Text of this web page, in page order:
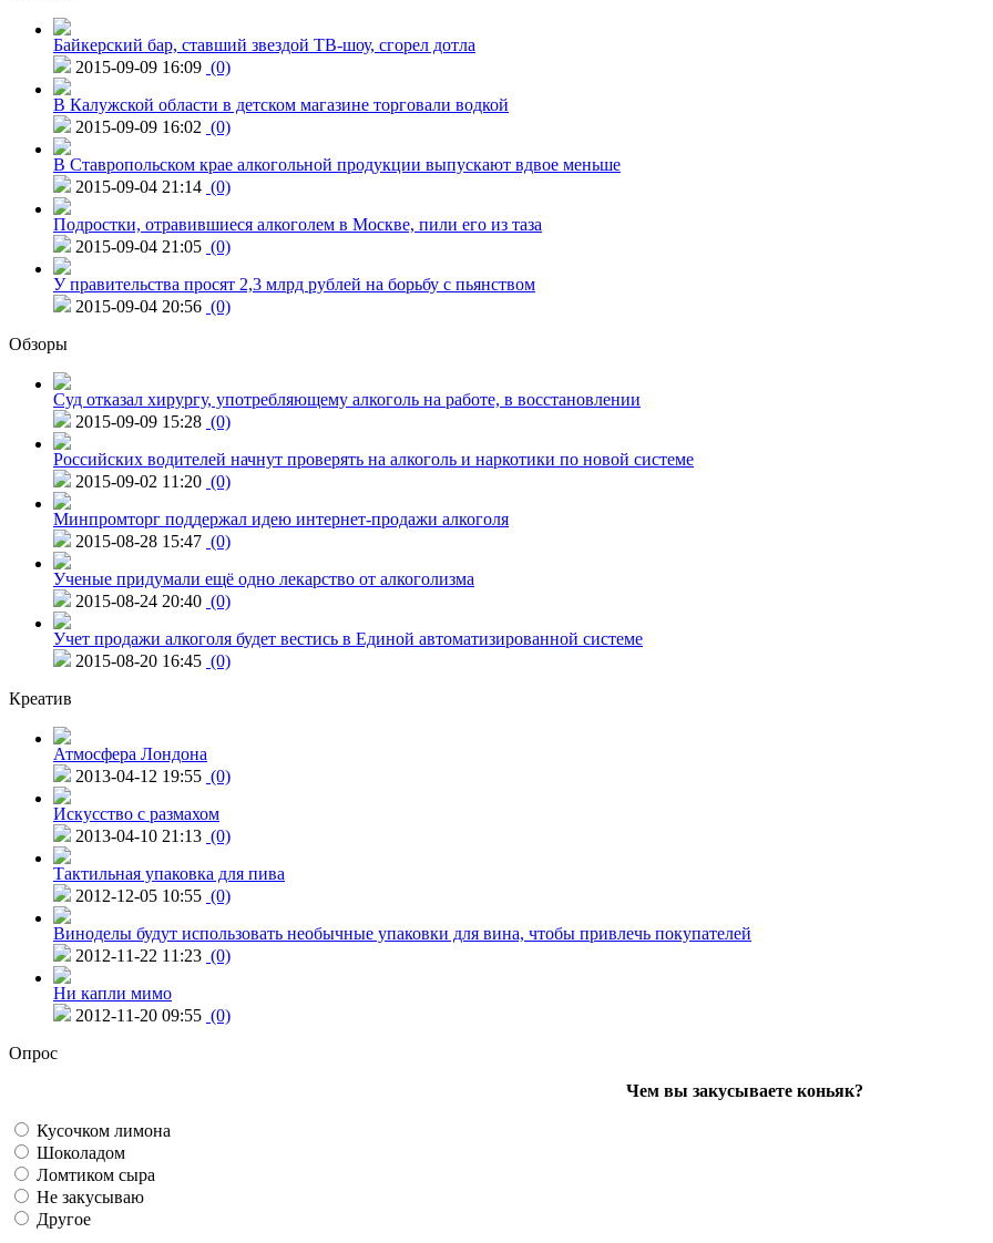
Байкерский бар, ставший звездой ТВ-шоу, сгорел дотла
2015-09-09 16:09 (0)
В Калужской области в детском магазине торговали водкой
2015-09-09 16:02 (0)
В Ставропольском крае алкогольной продукции выпускают вдвое меньше
2015-09-04 21:14 (0)
Подростки, отравившиеся алкоголем в Москве, пили его из таза
2015-09-04 21:05 (0)
У правительства просят 2,3 млрд рублей на борьбу с пьянством
2015-09-04 20:56 (0)
Обзоры
Суд отказал хирургу, употребляющему алкоголь на работе, в восстановлении
2015-09-09 15:28 (0)
Российских водителей начнут проверять на алкоголь и наркотики по новой системе
2015-09-02 11:20 (0)
Минпромторг поддержал идею интернет-продажи алкоголя
2015-08-28 15:47 (0)
Ученые придумали ещё одно лекарство от алкоголизма
2015-08-24 20:40 (0)
Учет продажи алкоголя будет вестись в Единой автоматизированной системе
2015-08-20 16:45 (0)
Креатив
Атмосфера Лондона
2013-04-12 19:55 (0)
Искусство с размахом
2013-04-10 21:13 (0)
Тактильная упаковка для пива
2012-12-05 10:55 (0)
Виноделы будут использовать необычные упаковки для вина, чтобы привлечь покупателей
2012-11-22 11:23 (0)
Ни капли мимо
2012-11-20 09:55 (0)
Опрос
Чем вы закусываете коньяк?
Кусочком лимона
Шоколадом
Ломтиком сыра
Не закусываю
Другое